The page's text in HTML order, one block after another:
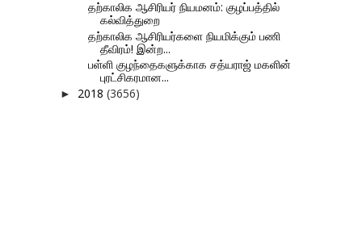
தற்காலிக ஆசிரியர் நியமனம்: குழப்பத்தில்
கல்வித்துறை
தற்காலிக ஆசிரியர்களை நியமிக்கும் பணி
தீவிரம்! இன்ற...
பள்ளி குழந்தைகளுக்காக சத்யராஜ் மகளின்
புரட்சிகரமான...
► 2018 (3656)